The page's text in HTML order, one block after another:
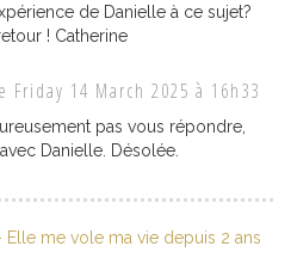
de Danielle à ce sujet?
! Catherine
Friday 14 March 2025 à 16h33
pas vous répondre,
Danielle. Désolée.
Elle me vole ma vie depuis 2 ans